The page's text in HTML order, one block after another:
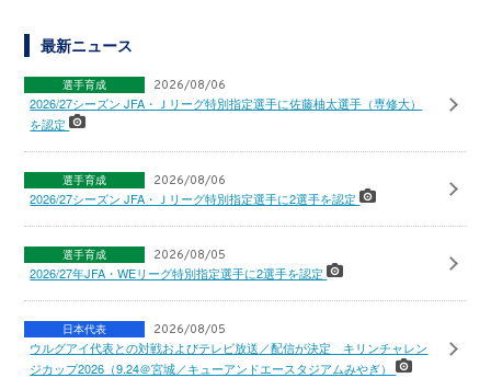
最新ニュース
選手育成 2026/08/06
2026/27シーズン JFA・Ｊリーグ特別指定選手に佐藤柚太選手（専修大）
を認定
選手育成 2026/08/06
2026/27シーズン JFA・Ｊリーグ特別指定選手に2選手を認定
選手育成 2026/08/05
2026/27年JFA・WEリーグ特別指定選手に2選手を認定
日本代表 2026/08/05
ウルグアイ代表との対戦およびテレビ放送／配信が決定 キリンチャレン
ジカップ2026（9.24＠宮城／キューアンドエースタジアムみやぎ）